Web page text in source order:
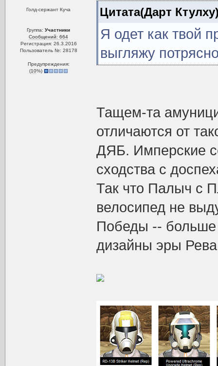
Голд-сержант Куча
Группа:Участники
Сообщений: 664
Регистрация: 26.3.2016
Пользователь №: 28178
Предупреждения:
(10%)
Цитата(Дарт
Я одет как твой
выгляжу
Тащем-та
отличаются от
ДЯБ. Имперские
сходства с
Так что Палыч с
велосипед не
Победы -- больше
дизайны эры